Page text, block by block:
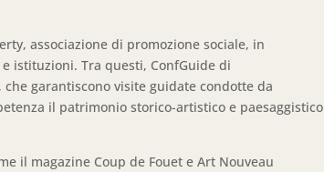
associazione di promozione sociale, in
istituzioni. Tra questi, ConfGuide di
che garantiscono visite guidate condotte da
il patrimonio storico-artistico e paesaggistico
il magazine Coup de Fouet e Art Nouveau